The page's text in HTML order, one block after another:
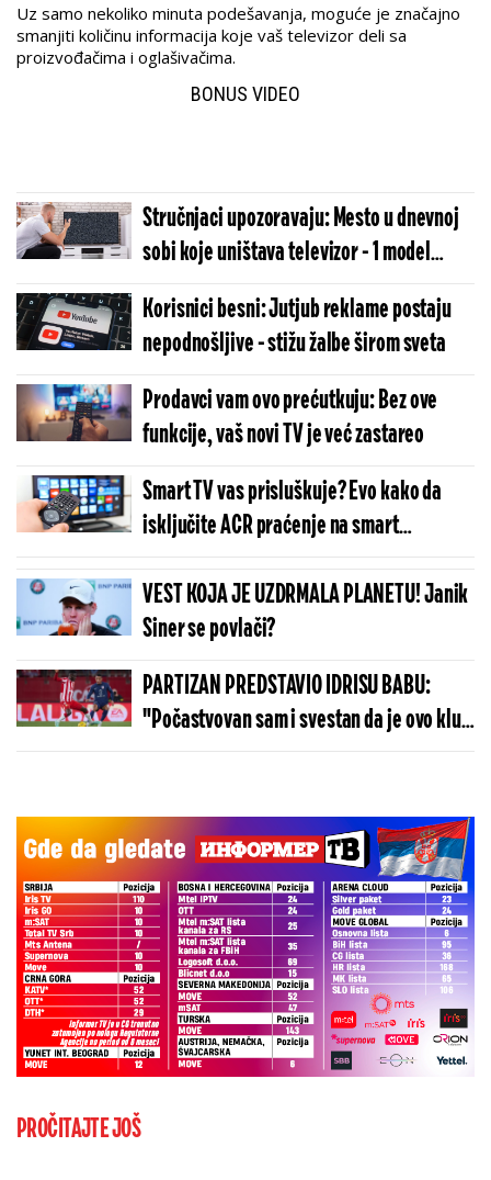
Uz samo nekoliko minuta podešavanja, moguće je značajno
smanjiti količinu informacija koje vaš televizor deli sa
proizvođačima i oglašivačima.
BONUS VIDEO
Stručnjaci upozoravaju: Mesto u dnevnoj
sobi koje uništava televizor - 1 model
posebno
Korisnici besni: Jutjub reklame postaju
nepodnošljive - stižu žalbe širom sveta
Prodavci vam ovo prećutkuju: Bez ove
funkcije, vaš novi TV je već zastareo
Smart TV vas prisluškuje? Evo kako da
isključite ACR praćenje na smart
televizorima
VEST KOJA JE UZDRMALA PLANETU! Janik
Siner se povlači?
PARTIZAN PREDSTAVIO IDRISU BABU:
"Počastvovan sam i svestan da je ovo klub
sa velikom istorijom"
PROČITAJTE JOŠ